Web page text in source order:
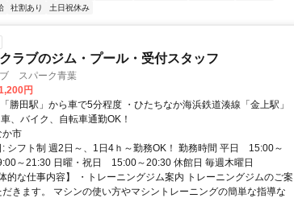
社割あり 土日祝休み
ラブのジム・プール・受付スタッフ
スパーク青葉
円
、バイク、自転車通勤OK！
か市
: シフト制 週2日～、1日4ｈ～勤務OK！ 勤務時間 平日 15:00～
～21:30 日曜・祝日 15:00～20:30 休館日 毎週木曜日
的な仕事内容】 ・トレーニングジム案内 トレーニングジムのご案
きます。 マシンの使い方やマシントレーニングの簡単な指導な